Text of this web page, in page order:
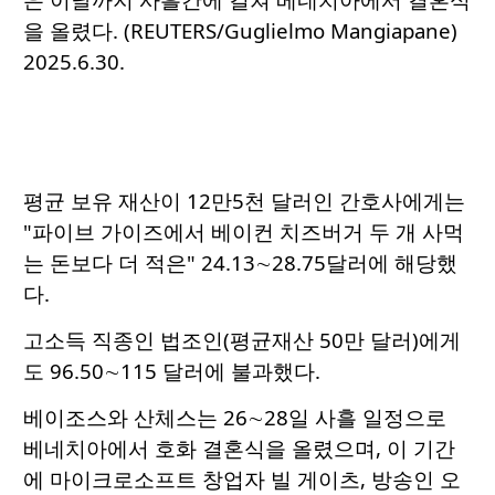
을 올렸다. (REUTERS/Guglielmo Mangiapane)
2025.6.30.
평균 보유 재산이 12만5천 달러인 간호사에게는
"파이브 가이즈에서 베이컨 치즈버거 두 개 사먹
는 돈보다 더 적은" 24.13∼28.75달러에 해당했
다.
고소득 직종인 법조인(평균재산 50만 달러)에게
도 96.50∼115 달러에 불과했다.
베이조스와 산체스는 26∼28일 사흘 일정으로
베네치아에서 호화 결혼식을 올렸으며, 이 기간
에 마이크로소프트 창업자 빌 게이츠, 방송인 오